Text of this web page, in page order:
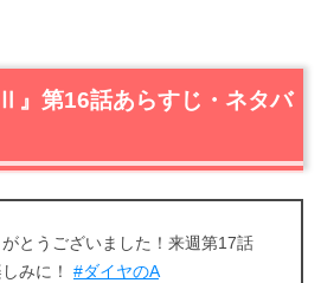
』第16話あらすじ・ネタバ
とうございました！来週第17話
みに！ #ダイヤのA